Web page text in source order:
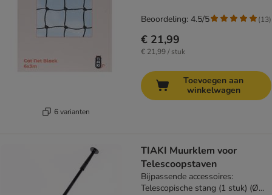
6 varianten
€ 21,99
€ 21,99 / stuk
Beoordeling: 4.5/5 (13)
Toevoegen aan
winkelwagen
TIAKI Muurklem voor
Telescoopstaven
Bijpassende accessoires:
Telescopische stang (1 stuk) (Ø